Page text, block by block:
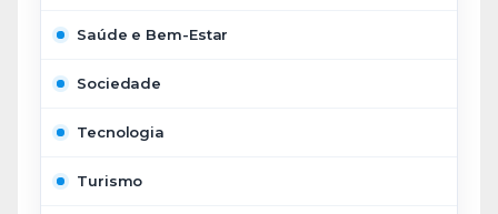
Saúde e Bem-Estar
Sociedade
Tecnologia
Turismo